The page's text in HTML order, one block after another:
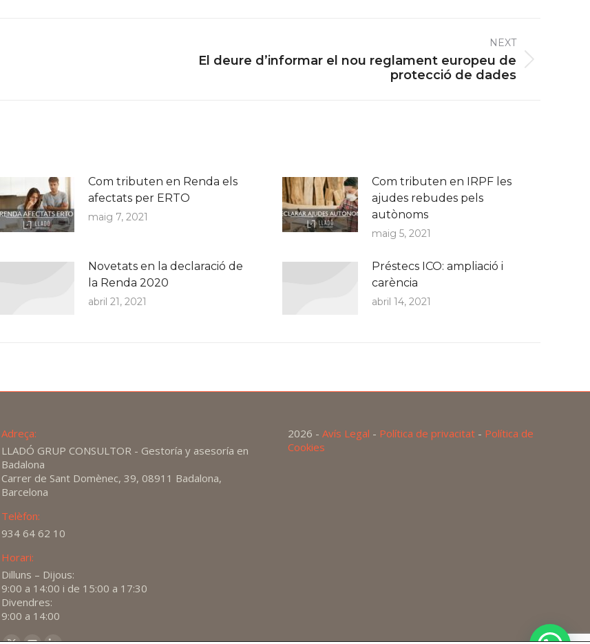
NEXT
El deure d’informar el nou reglament europeu de
protecció de dades
Com tributen en Renda els
afectats per ERTO
maig 7, 2021
Com tributen en IRPF les
ajudes rebudes pels
autònoms
maig 5, 2021
Novetats en la declaració de
la Renda 2020
abril 21, 2021
Préstecs ICO: ampliació i
carència
abril 14, 2021
Adreça:
LLADÓ GRUP CONSULTOR - Gestoría y asesoría en
Badalona
Carrer de Sant Domènec, 39, 08911 Badalona,
Barcelona
Telèfon:
934 64 62 10
Horari:
Dilluns – Dijous:
9:00 a 14:00 i de 15:00 a 17:30
Divendres:
9:00 a 14:00
Find us on:
2026 -Avís Legal - Política de privacitat - Política de
Cookies